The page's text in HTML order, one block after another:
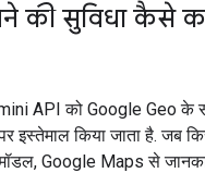
की सुविधा कैसे
API को Google Geo के
किया जाता है. जब
Google Maps से